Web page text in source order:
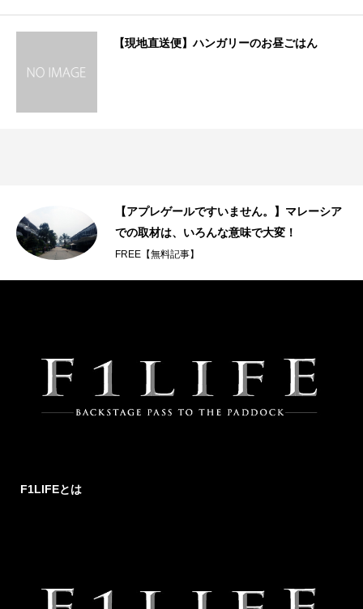
【現地直送便】ハンガリーのお昼ごはん
【アプレゲールですいません。】マレーシア
での取材は、いろんな意味で大変！
FREE【無料記事】
F1LIFEとは